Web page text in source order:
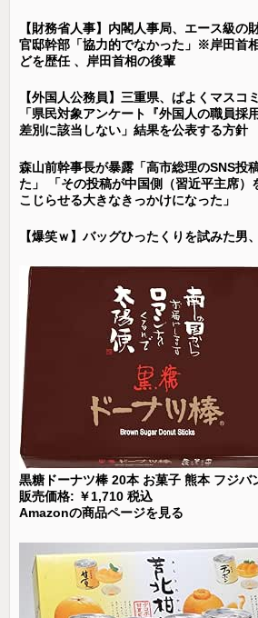
【財務省人事】内閣人事局、エース級
官邸幹部「協力的でなかった」※岸田首
どを歴任 、岸田首相の後輩
【外国人公務員】三重県、ぱよくマスコ
「県民対象アンケート『外国人の職員採
差別に該当しない」結果を公表する方針
森山前幹事長が暴露「高市総理のSNS投
た」 「その投稿が中国側（習近平主席）
こじらせる大きなきっかけになった」
【爆笑ｗ】バッグひったくりを試みた男
黒糖ドーナツ棒 20本 お菓子 熊本 フジバ
販売価格: ￥1,710 税込
Amazonの商品ページを見る